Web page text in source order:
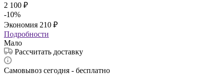
2 100 ₽
-10%
Экономия 210 ₽
Подробности
Мало
Рассчитать доставку
Самовывоз сегодня - бесплатно